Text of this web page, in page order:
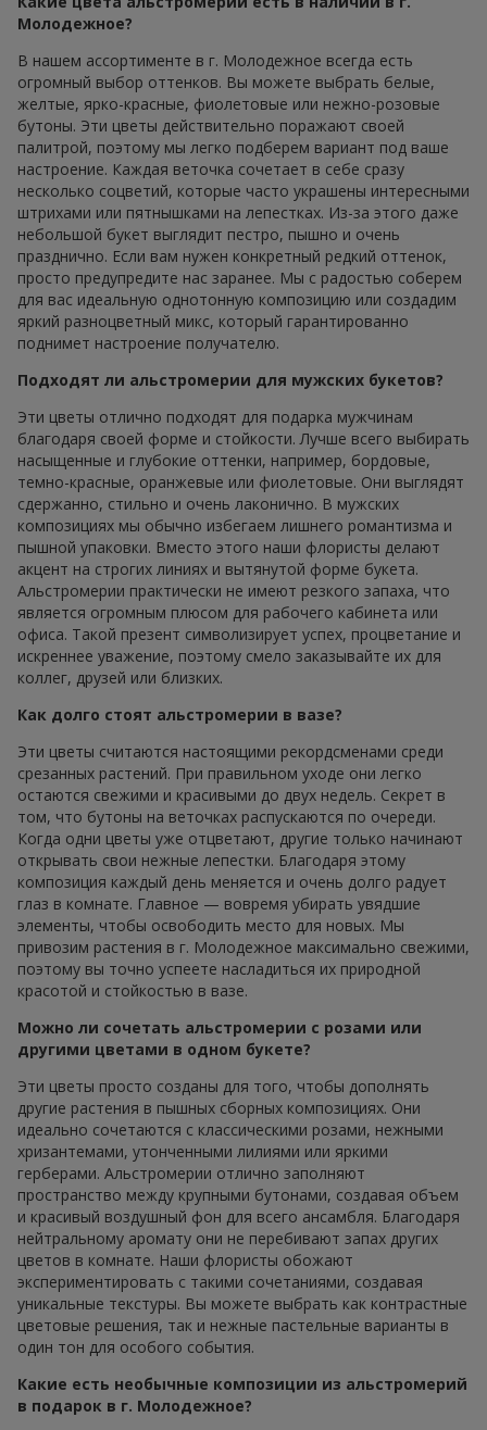
Молодежное?
В нашем ассортименте в г. Молодежное всегда есть
огромный выбор оттенков. Вы можете выбрать белые,
желтые, ярко-красные, фиолетовые или нежно-розовые
бутоны. Эти цветы действительно поражают своей
палитрой, поэтому мы легко подберем вариант под ваше
настроение. Каждая веточка сочетает в себе сразу
несколько соцветий, которые часто украшены интересными
штрихами или пятнышками на лепестках. Из-за этого даже
небольшой букет выглядит пестро, пышно и очень
празднично. Если вам нужен конкретный редкий оттенок,
просто предупредите нас заранее. Мы с радостью соберем
для вас идеальную однотонную композицию или создадим
яркий разноцветный микс, который гарантированно
поднимет настроение получателю.
Подходят ли альстромерии для мужских букетов?
Эти цветы отлично подходят для подарка мужчинам
благодаря своей форме и стойкости. Лучше всего выбирать
насыщенные и глубокие оттенки, например, бордовые,
темно-красные, оранжевые или фиолетовые. Они выглядят
сдержанно, стильно и очень лаконично. В мужских
композициях мы обычно избегаем лишнего романтизма и
пышной упаковки. Вместо этого наши флористы делают
акцент на строгих линиях и вытянутой форме букета.
Альстромерии практически не имеют резкого запаха, что
является огромным плюсом для рабочего кабинета или
офиса. Такой презент символизирует успех, процветание и
искреннее уважение, поэтому смело заказывайте их для
коллег, друзей или близких.
Как долго стоят альстромерии в вазе?
Эти цветы считаются настоящими рекордсменами среди
срезанных растений. При правильном уходе они легко
остаются свежими и красивыми до двух недель. Секрет в
том, что бутоны на веточках распускаются по очереди.
Когда одни цветы уже отцветают, другие только начинают
открывать свои нежные лепестки. Благодаря этому
композиция каждый день меняется и очень долго радует
глаз в комнате. Главное — вовремя убирать увядшие
элементы, чтобы освободить место для новых. Мы
привозим растения в г. Молодежное максимально свежими,
поэтому вы точно успеете насладиться их природной
красотой и стойкостью в вазе.
Можно ли сочетать альстромерии с розами или
другими цветами в одном букете?
Эти цветы просто созданы для того, чтобы дополнять
другие растения в пышных сборных композициях. Они
идеально сочетаются с классическими розами, нежными
хризантемами, утонченными лилиями или яркими
герберами. Альстромерии отлично заполняют
пространство между крупными бутонами, создавая объем
и красивый воздушный фон для всего ансамбля. Благодаря
нейтральному аромату они не перебивают запах других
цветов в комнате. Наши флористы обожают
экспериментировать с такими сочетаниями, создавая
уникальные текстуры. Вы можете выбрать как контрастные
цветовые решения, так и нежные пастельные варианты в
один тон для особого события.
Какие есть необычные композиции из альстромерий
в подарок в г. Молодежное?